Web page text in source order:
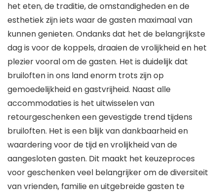
het eten, de traditie, de omstandigheden en de
esthetiek zijn iets waar de gasten maximaal van
kunnen genieten. Ondanks dat het de belangrijkste
dag is voor de koppels, draaien de vrolijkheid en het
plezier vooral om de gasten. Het is duidelijk dat
bruiloften in ons land enorm trots zijn op
gemoedelijkheid en gastvrijheid. Naast alle
accommodaties is het uitwisselen van
retourgeschenken een gevestigde trend tijdens
bruiloften. Het is een blijk van dankbaarheid en
waardering voor de tijd en vrolijkheid van de
aangesloten gasten. Dit maakt het keuzeproces
voor geschenken veel belangrijker om de diversiteit
van vrienden, familie en uitgebreide gasten te